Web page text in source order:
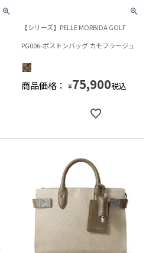
【シリーズ】PELLE MORBIDA GOLF
PG006-ボストンバッグ カモフラージュ
商品価格： ¥75,900税込